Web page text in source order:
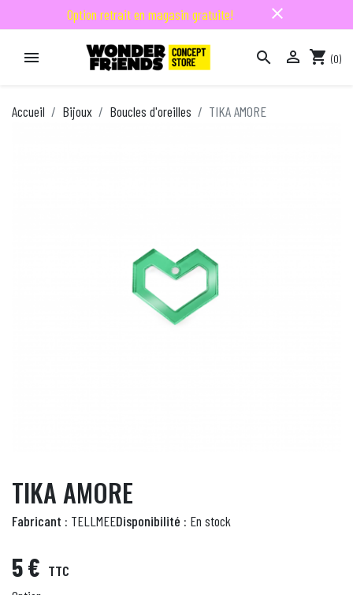
Option retrait en magasin gratuite! close
   shopping_cart (0)
Accueil Bijoux Boucles d'oreilles TIKA AMORE
TIKA AMORE
Fabricant : TELLMEEDisponibilité : En stock
5 € TTC